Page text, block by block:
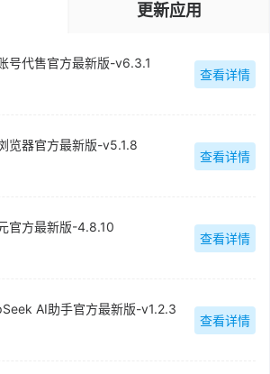
更新应用
号代售官方最新版-v6.3.1
查看详情
览器官方最新版-v5.1.8
查看详情
官方最新版-4.8.10
查看详情
AI助手官方最新版-v1.2.3
查看详情